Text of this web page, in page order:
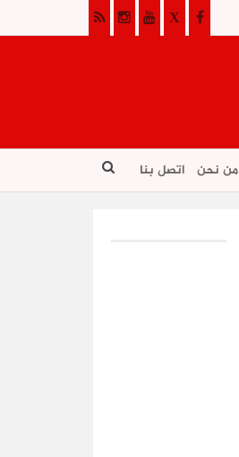
من نحن اتصل بنا